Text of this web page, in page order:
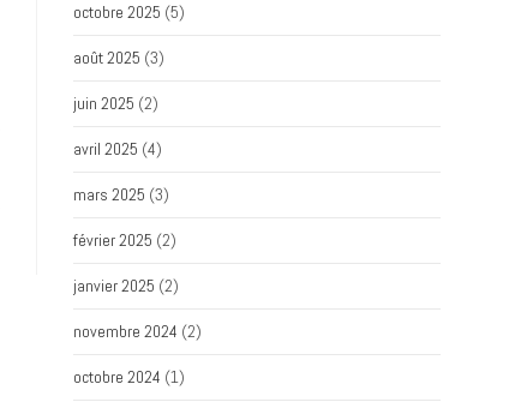
octobre 2025 (5)
août 2025 (3)
juin 2025 (2)
avril 2025 (4)
mars 2025 (3)
février 2025 (2)
janvier 2025 (2)
novembre 2024 (2)
octobre 2024 (1)